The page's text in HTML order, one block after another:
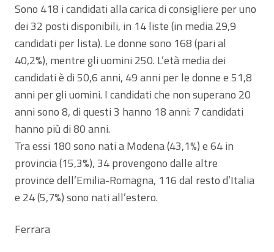
Sono 418 i candidati alla carica di consigliere per uno
dei 32 posti disponibili, in 14 liste (in media 29,9
candidati per lista). Le donne sono 168 (pari al
40,2%), mentre gli uomini 250. L’età media dei
candidati è di 50,6 anni, 49 anni per le donne e 51,8
anni per gli uomini. I candidati che non superano 20
anni sono 8, di questi 3 hanno 18 anni: 7 candidati
hanno più di 80 anni.
Tra essi 180 sono nati a Modena (43,1%) e 64 in
provincia (15,3%), 34 provengono dalle altre
province dell’Emilia-Romagna, 116 dal resto d’Italia
e 24 (5,7%) sono nati all’estero.
Ferrara